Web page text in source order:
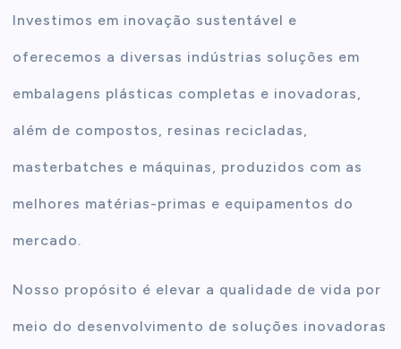
Investimos em inovação sustentável e
oferecemos a diversas indústrias soluções em
embalagens plásticas completas e inovadoras,
além de compostos, resinas recicladas,
masterbatches e máquinas, produzidos com as
melhores matérias-primas e equipamentos do
mercado.
Nosso propósito é elevar a qualidade de vida por
meio do desenvolvimento de soluções inovadoras